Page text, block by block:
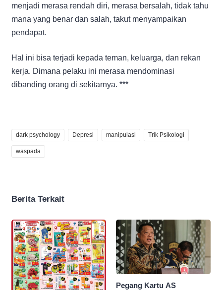
menjadi merasa rendah diri, merasa bersalah, tidak tahu
mana yang benar dan salah, takut menyampaikan
pendapat.
Hal ini bisa terjadi kepada teman, keluarga, dan rekan
kerja. Dimana pelaku ini merasa mendominasi
dibanding orang di sekitarnya. ***
dark psychology Depresi manipulasi Trik Psikologi
waspada
Berita Terkait
Pegang Kartu AS